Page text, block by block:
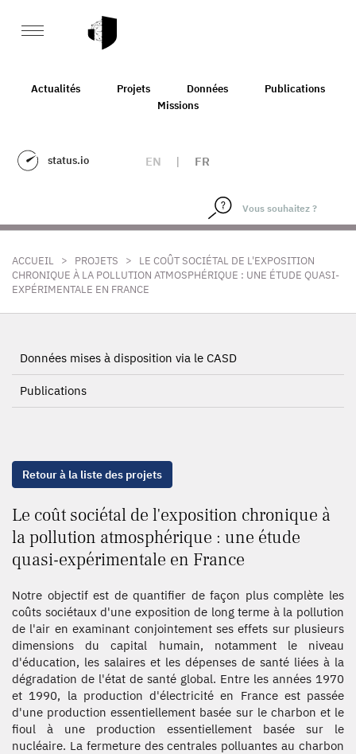
Actualités Projets Données
Publications
Missions
status.io EN | FR
ACCUEIL > PROJETS >
LE COÛT SOCIÉTAL DE L'EXPOSITION
CHRONIQUE À LA POLLUTION ATMOSPHÉRIQUE : UNE ÉTUDE QUASI-
EXPÉRIMENTALE EN FRANCE
Données mises à disposition via le CASD
Publications
Retour à la liste des projets
Le coût sociétal de l'exposition chronique à
la pollution atmosphérique : une étude
quasi-expérimentale en France
Notre objectif est de quantifier de façon plus complète les
coûts sociétaux d'une exposition de long terme à la pollution
de l'air en examinant conjointement ses effets sur plusieurs
dimensions du capital humain, notamment le niveau
d'éducation, les salaires et les dépenses de santé liées à la
dégradation de l'état de santé global. Entre les années 1970
et 1990, la production d'électricité en France est passée
d'une production essentiellement basée sur le charbon et le
fioul à une production essentiellement basée sur le
nucléaire. La fermeture des centrales polluantes au charbon